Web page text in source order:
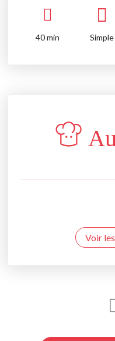
40min Simple
Voir